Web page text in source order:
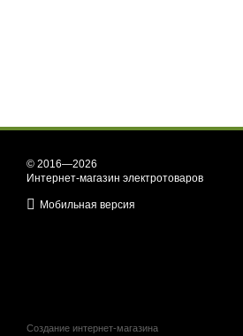
© 2016—2026
Интернет-магазин электротоваров
Мобильная версия
Создание интернет-магазина